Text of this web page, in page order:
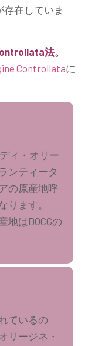
存在していま
法。
Controllataに
ィ・オリー
ンティータ
の原産地呼
ります。
地はDOCGの
ているの
リージネ・